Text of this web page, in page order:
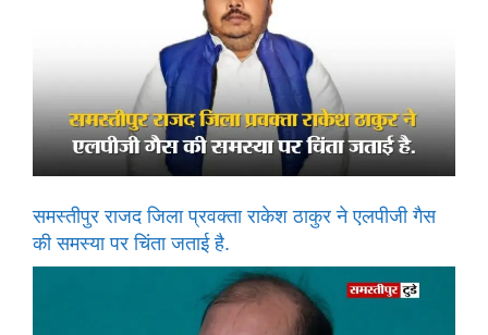
समस्तीपुर राजद जिला प्रवक्ता राकेश ठाकुर ने एलपीजी गैस
की समस्या पर चिंता जताई है.